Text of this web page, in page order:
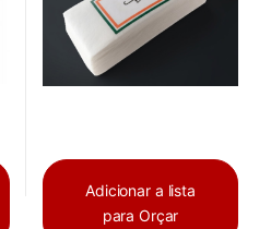
Adicionar a lista
para Orçar